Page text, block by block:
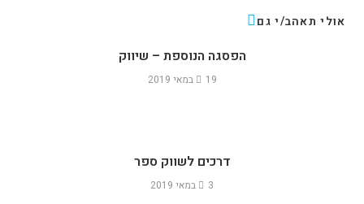
אולי תאהב/י גם
הפסגה הנוספת – שיווק
19 במאי 2019
דרכים לשווק ספר
3 במאי 2019